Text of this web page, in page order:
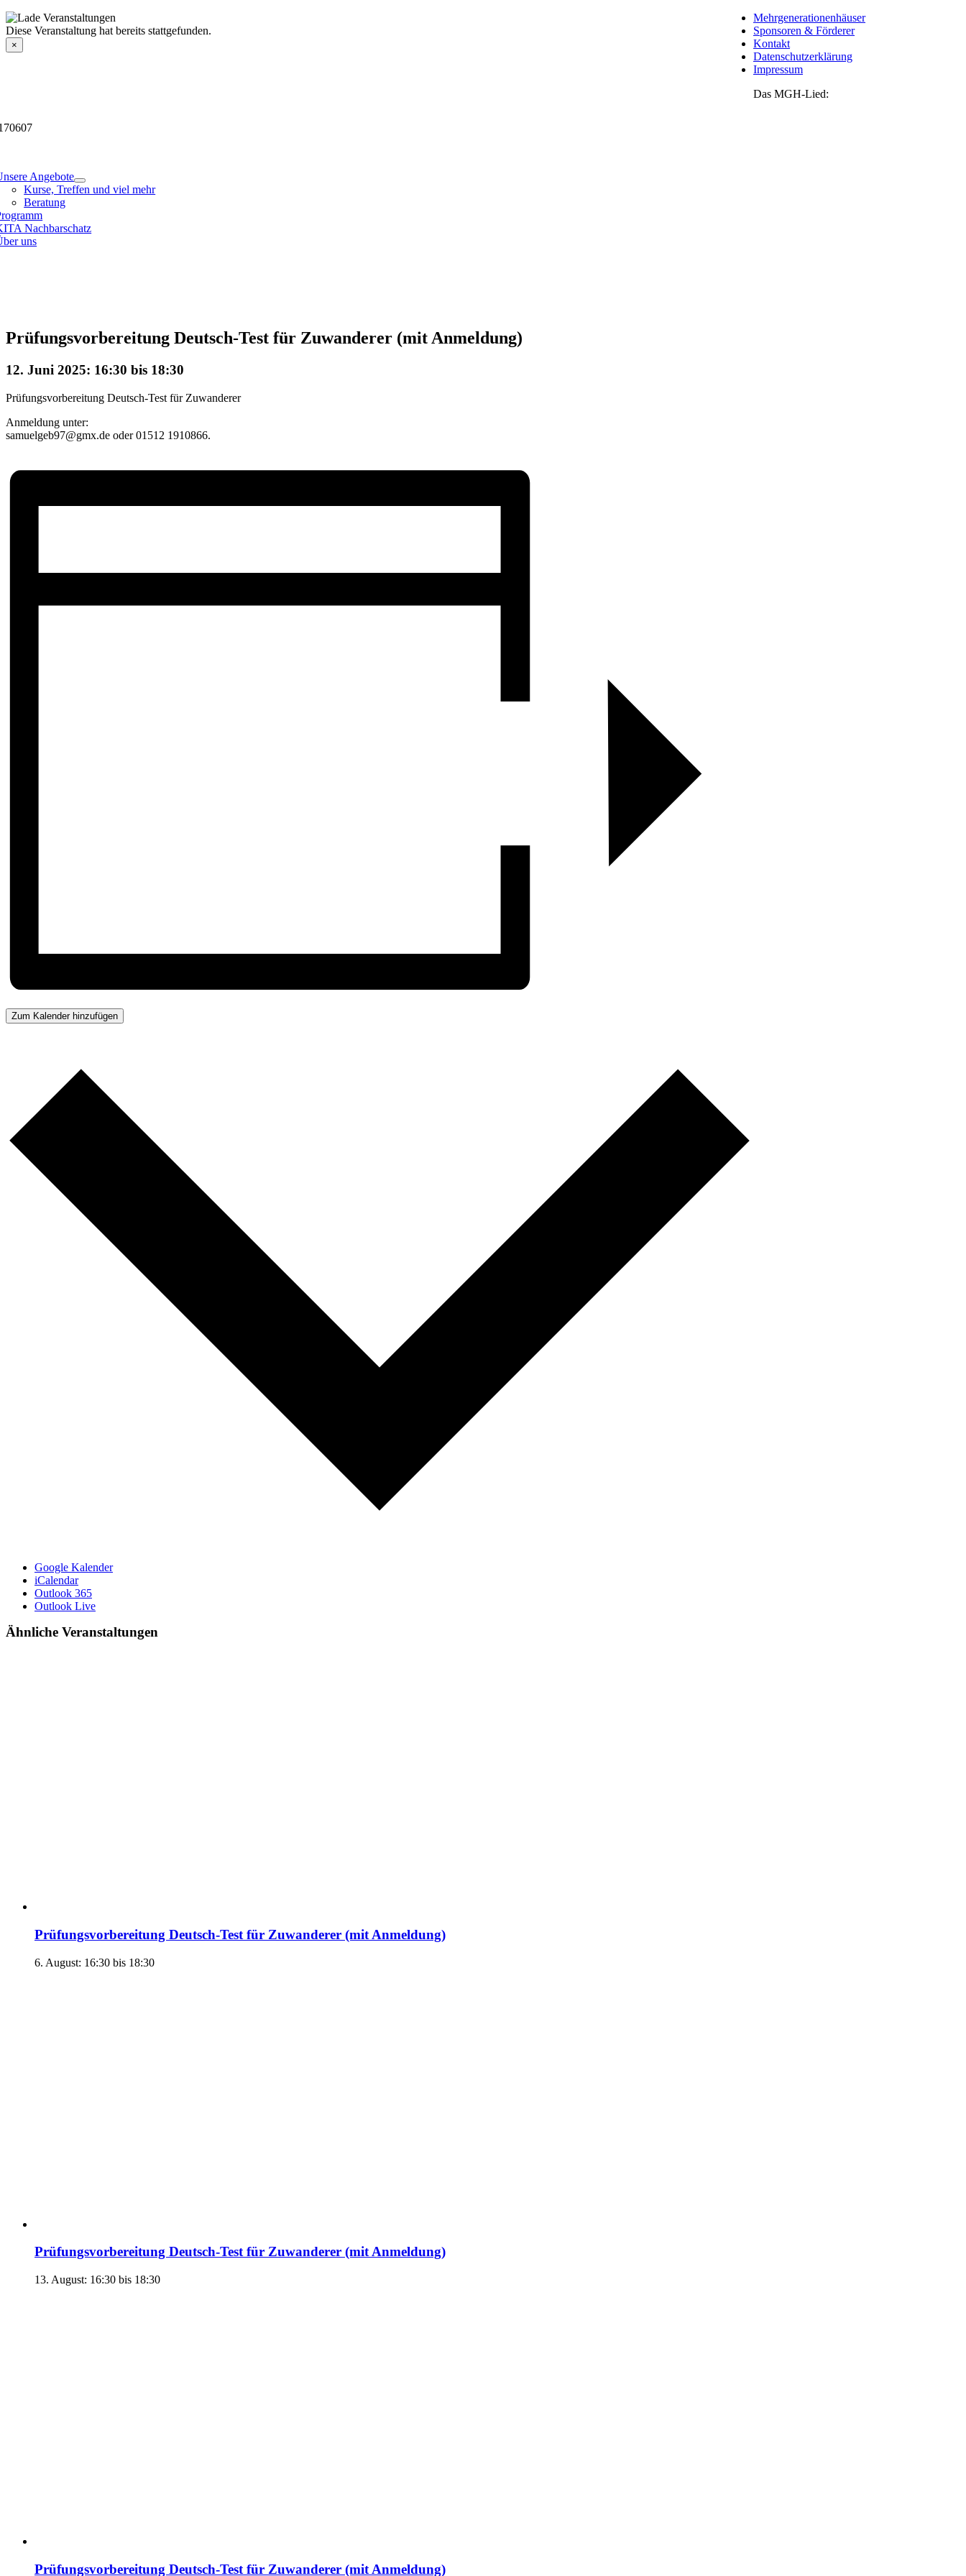
Skip
to
content
Angebote
Kurse, Treffen und viel mehr
Beratung
Nachbarschatz
uns
Veranstaltungsdetails
Diese Veranstaltung hat bereits stattgefunden.
×
Prüfungsvorbereitung Deutsch-Test für Zuwanderer (mit Anmeldung)
12. Juni 2025: 16:30 bis 18:30
Prüfungsvorbereitung Deutsch-Test für Zuwanderer
Anmeldung unter:
samuelgeb97@gmx.de oder 01512 1910866.
Zum Kalender hinzufügen
Google Kalender
iCalendar
Outlook 365
Outlook Live
Ähnliche Veranstaltungen
Prüfungsvorbereitung Deutsch-Test für Zuwanderer (mit Anmeldung)
6. August: 16:30 bis 18:30
Prüfungsvorbereitung Deutsch-Test für Zuwanderer (mit Anmeldung)
13. August: 16:30 bis 18:30
Prüfungsvorbereitung Deutsch-Test für Zuwanderer (mit Anmeldung)
Mehrgenerationenhäuser
Sponsoren & Förderer
Kontakt
Datenschutzerklärung
Impressum
Das MGH-Lied: